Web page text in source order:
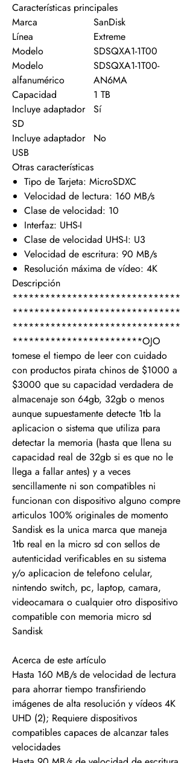
Características principales
Marca
SanDisk
Línea
Extreme
Modelo
SDSQXA1-1T00
Modelo
alfanumérico
SDSQXA1-1T00-
AN6MA
Capacidad
1 TB
Incluye adaptador
SD
Sí
Incluye adaptador
USB
No
Otras características
Tipo de Tarjeta: MicroSDXC
Velocidad de lectura: 160 MB/s
Clase de velocidad: 10
Interfaz: UHS-I
Clase de velocidad UHS-I: U3
Velocidad de escritura: 90 MB/s
Resolución máxima de vídeo: 4K
Descripción
*******************************
*******************************
*******************************
************************OJO
tomese el tiempo de leer con cuidado
con productos pirata chinos de $1000 a
$3000 que su capacidad verdadera de
almacenaje son 64gb, 32gb o menos
aunque supuestamente detecte 1tb la
aplicacion o sistema que utiliza para
detectar la memoria (hasta que llena su
capacidad real de 32gb si es que no le
llega a fallar antes) y a veces
sencillamente ni son compatibles ni
funcionan con dispositivo alguno compre
articulos 100% originales de momento
Sandisk es la unica marca que maneja
1tb real en la micro sd con sellos de
autenticidad verificables en su sistema
y/o aplicacion de telefono celular,
nintendo switch, pc, laptop, camara,
videocamara o cualquier otro dispositivo
compatible con memoria micro sd
Sandisk
Acerca de este artículo
Hasta 160 MB/s de velocidad de lectura
para ahorrar tiempo transfiriendo
imágenes de alta resolución y vídeos 4K
UHD (2); Requiere dispositivos
compatibles capaces de alcanzar tales
velocidades